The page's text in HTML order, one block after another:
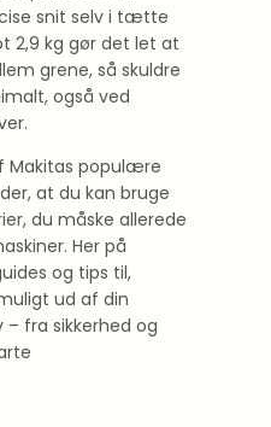
snit selv i tætte
2,9 kg gør det let at
grene, så skuldre
også ved
Makitas populære
at du kan bruge
du måske allerede
Her på
og tips til,
ud af din
fra sikkerhed og